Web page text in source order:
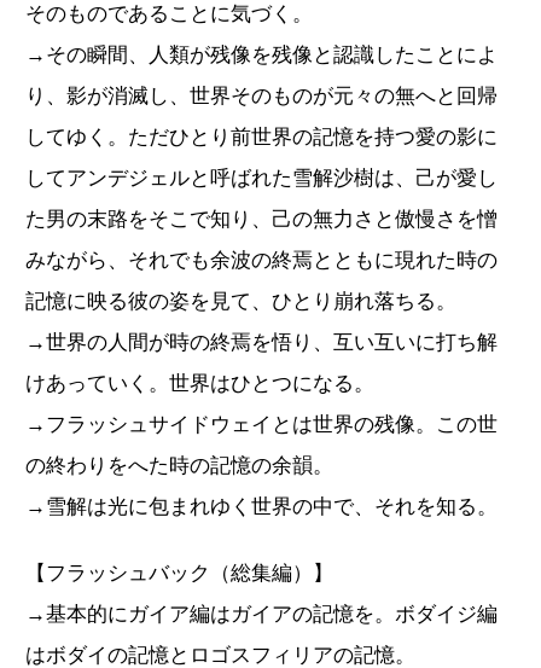
そのものであることに気づく。
→その瞬間、人類が残像を残像と認識したことによ
り、影が消滅し、世界そのものが元々の無へと回帰
してゆく。ただひとり前世界の記憶を持つ愛の影に
してアンデジェルと呼ばれた雪解沙樹は、己が愛し
た男の末路をそこで知り、己の無力さと傲慢さを憎
みながら、それでも余波の終焉とともに現れた時の
記憶に映る彼の姿を見て、ひとり崩れ落ちる。
→世界の人間が時の終焉を悟り、互い互いに打ち解
けあっていく。世界はひとつになる。
→フラッシュサイドウェイとは世界の残像。この世
の終わりをへた時の記憶の余韻。
→雪解は光に包まれゆく世界の中で、それを知る。
【フラッシュバック（総集編）】
→基本的にガイア編はガイアの記憶を。ボダイジ編
はボダイの記憶とロゴスフィリアの記憶。